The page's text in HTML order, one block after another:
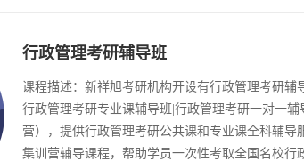
行政管理考研辅导班
课程描述：新祥旭考研机构开设有行政管理考研辅
行政管理考研专业课辅导班|行政管理考研一对一辅
营），提供行政管理考研公共课和专业课全科辅导
集训营辅导课程，帮助学员一次性考取全国名校行